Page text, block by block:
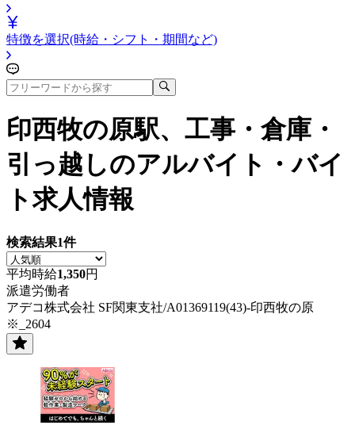
特徴を選択(時給・シフト・期間など)
印西牧の原駅、工事・倉庫・
引っ越しのアルバイト・バイ
ト求人情報
検索結果1件
平均時給1,350円
派遣労働者
アデコ株式会社 SF関東支社/A01369119(43)-印西牧の原
※_2604